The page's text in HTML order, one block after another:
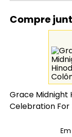
Compre
Grace Midnight
Celebration For